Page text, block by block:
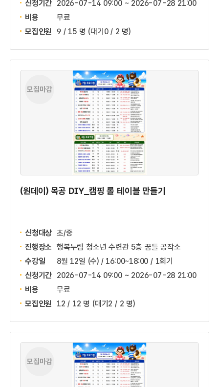
신청기간 2026-07-14 09:00 ~ 2026-07-28 21:00
비용
무료
모집인원 9 / 15 명 (대기0 / 2 명)
모집마감
(원데이) 목공 DIY_캠핑 롤 테이블 만들기
신청대상 초/중
진행장소 행복누림 청소년 수련관 5층 꿈틀 공작소
수강일
8월 12일 (수) / 16:00~18:00 / 1회기
신청기간 2026-07-14 09:00 ~ 2026-07-28 21:00
비용
무료
모집인원
12 / 12 명 (대기2 / 2 명)
모집마감